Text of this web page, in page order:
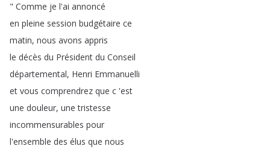
" Comme je l'ai annoncé
en pleine session budgétaire ce
matin, nous avons appris
le décès du Président du Conseil
départemental, Henri Emmanuelli
et vous comprendrez que c 'est
une douleur, une tristesse
incommensurables pour
l'ensemble des élus que nous